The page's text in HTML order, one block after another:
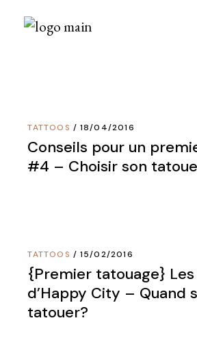
TATTOOS 18/04/2016
Conseils pour un
#4 – Choisir son
TATTOOS 15/02/2016
{Premier tatouage}
d’Happy City – Quand
tatouer?